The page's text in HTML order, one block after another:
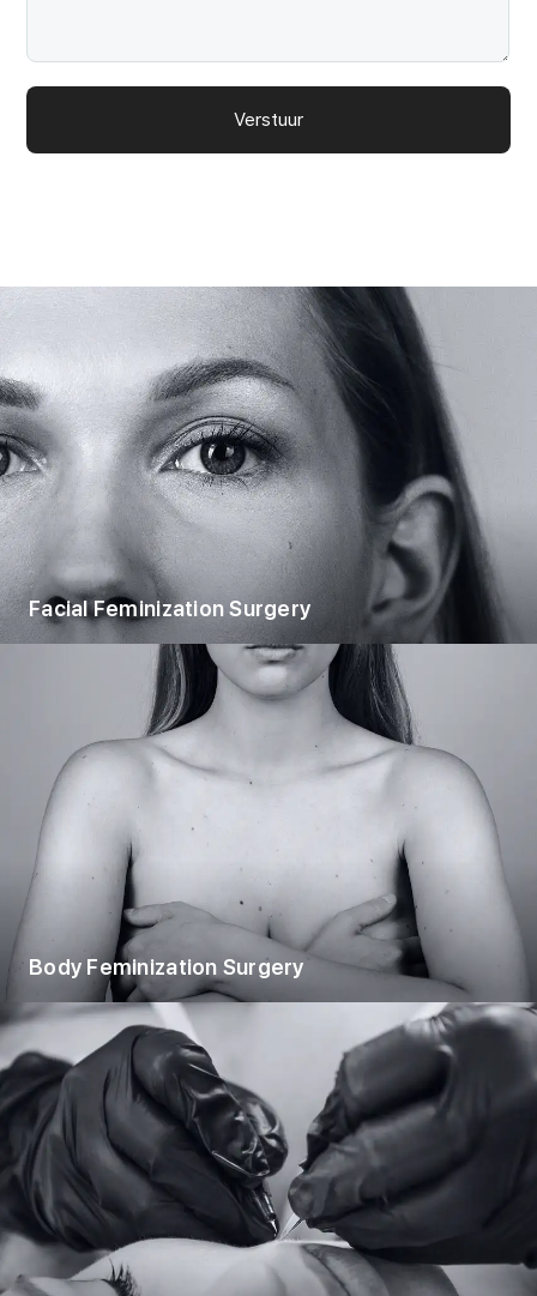
Verstuur
Facial Feminization Surgery
Body Feminization Surgery